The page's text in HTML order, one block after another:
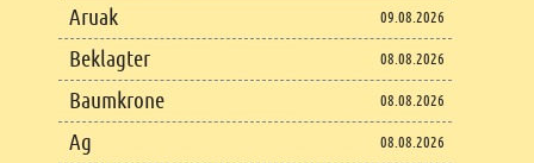
Aruak 09.08.2026
Beklagter 08.08.2026
Baumkrone 08.08.2026
Ag 08.08.2026